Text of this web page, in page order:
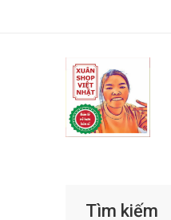
Tìm kiếm